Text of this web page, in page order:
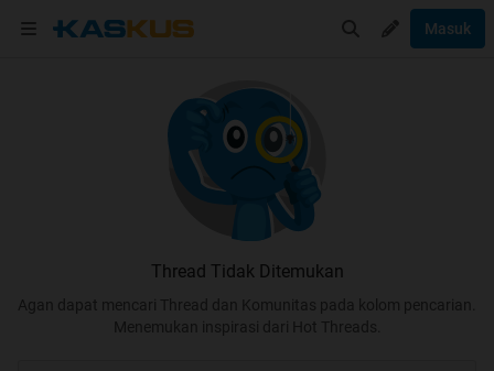
Masuk
Thread Tidak Ditemukan
Agan dapat mencari Thread dan Komunitas pada kolom pencarian.
Menemukan inspirasi dari Hot Threads.